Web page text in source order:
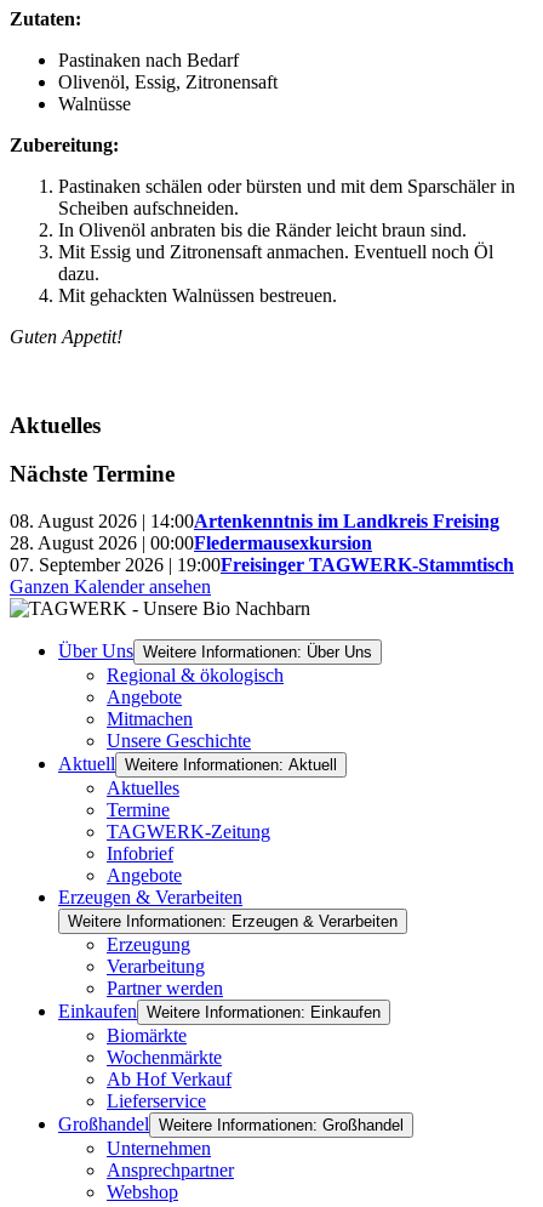
Zutaten:
Pastinaken nach Bedarf
Olivenöl, Essig, Zitronensaft
Walnüsse
Zubereitung:
Pastinaken schälen oder bürsten und mit dem Sparschäler in
Scheiben aufschneiden.
In Olivenöl anbraten bis die Ränder leicht braun sind.
Mit Essig und Zitronensaft anmachen. Eventuell noch Öl
dazu.
Mit gehackten Walnüssen bestreuen.
Guten Appetit!
Aktuelles
Nächste Termine
08. August 2026 | 14:00Artenkenntnis im Landkreis Freising
28. August 2026 | 00:00Fledermausexkursion
07. September 2026 | 19:00Freisinger TAGWERK-Stammtisch
Ganzen Kalender ansehen
Über Uns Weitere Informationen: Über Uns
Regional & ökologisch
Angebote
Mitmachen
Unsere Geschichte
Aktuell Weitere Informationen: Aktuell
Aktuelles
Termine
TAGWERK-Zeitung
Infobrief
Angebote
Erzeugen & Verarbeiten
Weitere Informationen: Erzeugen & Verarbeiten
Erzeugung
Verarbeitung
Partner werden
Einkaufen Weitere Informationen: Einkaufen
Biomärkte
Wochenmärkte
Ab Hof Verkauf
Lieferservice
Großhandel Weitere Informationen: Großhandel
Unternehmen
Ansprechpartner
Webshop